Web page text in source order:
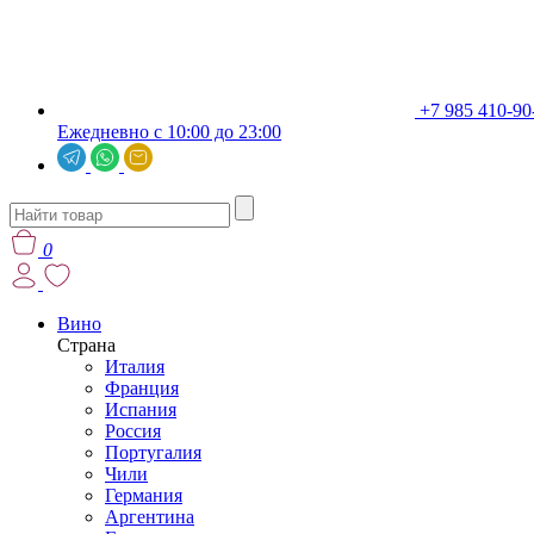
+7 985 410-
Ежедневно с 10:00 до 23:00
0
Вино
Страна
Италия
Франция
Испания
Россия
Португалия
Чили
Германия
Аргентина